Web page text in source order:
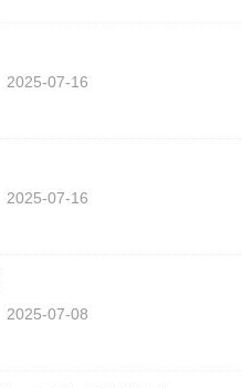
2025-07-16
2025-07-16
2025-07-08